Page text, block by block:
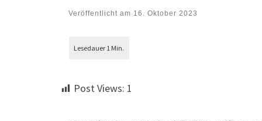
Veröffentlicht am 16. Oktober 2023
Post Views: 1